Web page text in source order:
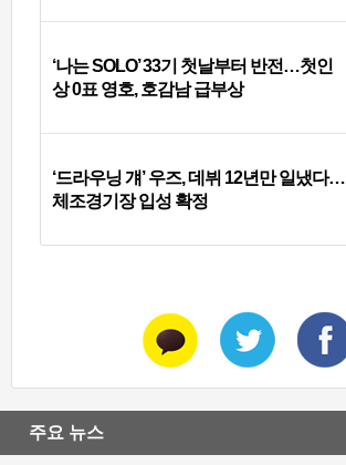
‘나는 SOLO’ 33기 첫날부터 반전…첫인
상 0표 영호, 호감남 급부상
‘드라우닝 걔’ 우즈, 데뷔 12년만 일냈다…
체조경기장 입성 확정
주요 뉴스